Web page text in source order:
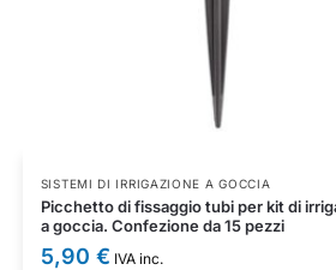
SISTEMI DI IRRIGAZIONE A GOCCIA
Picchetto di fissaggio tubi per kit di
a goccia. Confezione da 15 pezzi
5,90 € IVA inc.